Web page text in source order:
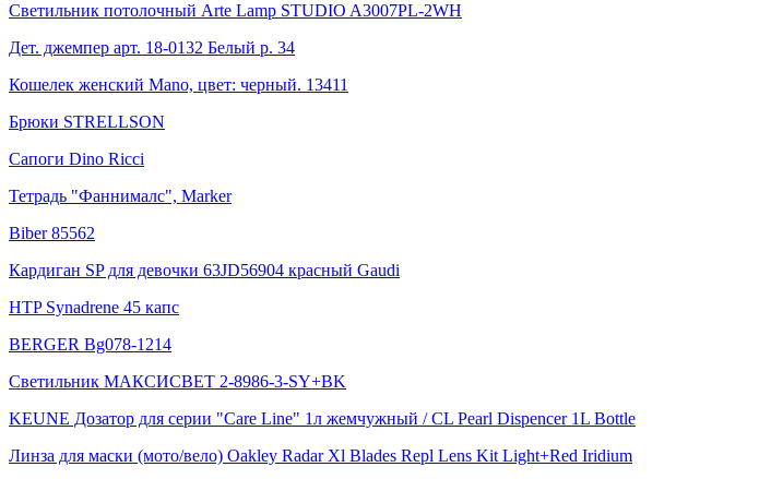
Светильник потолочный Arte Lamp STUDIO A3007PL-2WH
Дет. джемпер арт. 18-0132 Белый р. 34
Кошелек женский Mano, цвет: черный. 13411
Брюки STRELLSON
Сапоги Dino Ricci
Тетрадь "Фаннималс", Marker
Biber 85562
Кардиган SP для девочки 63JD56904 красный Gaudi
HTP Synadrene 45 капс
BERGER Bg078-1214
Светильник МАКСИСВЕТ 2-8986-3-SY+BK
KEUNE Дозатор для серии "Care Line" 1л жемчужный / CL Pearl Dispencer 1L Bottle
Линза для маски (мото/вело) Oakley Radar Xl Blades Repl Lens Kit Light+Red Iridium